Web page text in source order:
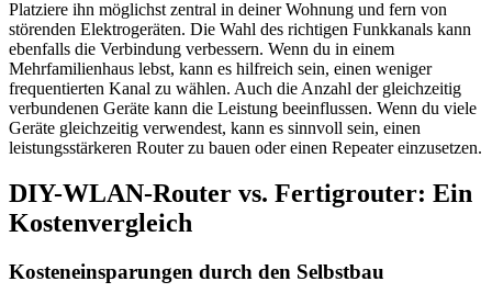
Platziere ihn möglichst zentral in deiner Wohnung und fern von
störenden Elektrogeräten. Die Wahl des richtigen Funkkanals kann
ebenfalls die Verbindung verbessern. Wenn du in einem
Mehrfamilienhaus lebst, kann es hilfreich sein, einen weniger
frequentierten Kanal zu wählen. Auch die Anzahl der gleichzeitig
verbundenen Geräte kann die Leistung beeinflussen. Wenn du viele
Geräte gleichzeitig verwendest, kann es sinnvoll sein, einen
leistungsstärkeren Router zu bauen oder einen Repeater einzusetzen.
DIY-WLAN-Router vs. Fertigrouter: Ein
Kostenvergleich
Kosteneinsparungen durch den Selbstbau